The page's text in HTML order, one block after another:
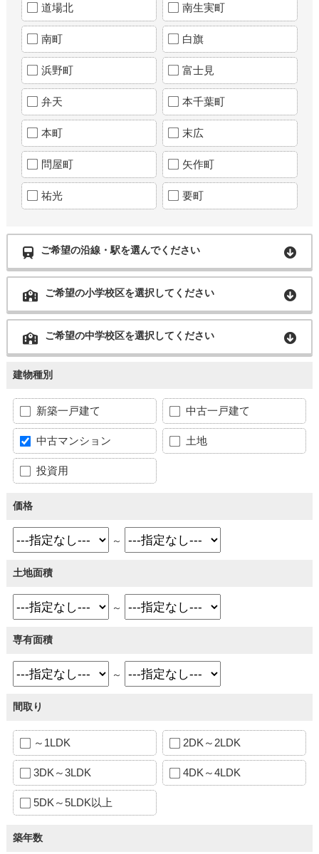
道場北 南生実町
南町 白旗
浜野町 富士見
弁天 本千葉町
本町 末広
問屋町 矢作町
祐光 要町
ご希望の沿線・駅を選んでください
ご希望の小学校区を選択してください
ご希望の中学校区を選択してください
建物種別
新築一戸建て 中古一戸建て
中古マンション 土地
投資用
価格
～
土地面積
～
専有面積
～
間取り
～1LDK 2DK～2LDK
3DK～3LDK 4DK～4LDK
5DK～5LDK以上
築年数